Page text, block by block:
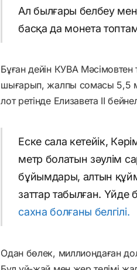
Ал былғары белбеу
басқа да монета
Бұған дейін КУВА
шығарып, жалпы сомасы 5,5
лот ретінде Елизавета II
Еске сала кетейік,
метр болатын зәулім
бұйымдары, алтын
заттар табылған.
сахна болғаны белгілі.
Одан бөлек, миллиондаған